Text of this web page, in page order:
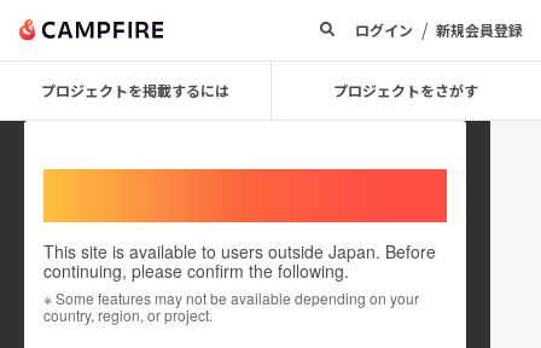
ログイン / 新規会員登録
プロジェクトを掲載するには プロジェクトをさがす
This site is available to users outside Japan. Before
continuing, please confirm the following.
※ Some features may not be available depending on your
country, region, or project.
サムズアップTOKYO